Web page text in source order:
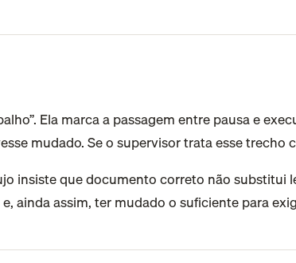
Ela marca a passagem entre pausa e
mudado. Se o supervisor trata esse
insiste que documento correto não
ainda assim, ter mudado o suficiente para